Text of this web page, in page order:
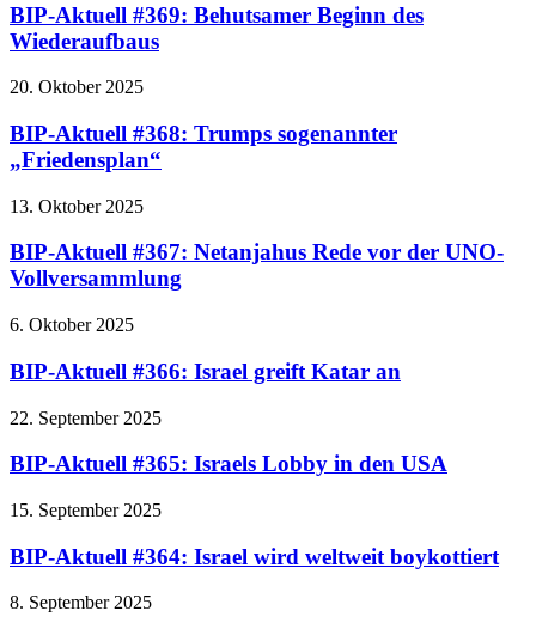
BIP-Aktuell #369: Behutsamer Beginn des
Wiederaufbaus
20. Oktober 2025
BIP-Aktuell #368: Trumps sogenannter
„Friedensplan“
13. Oktober 2025
BIP-Aktuell #367: Netanjahus Rede vor der UNO-
Vollversammlung
6. Oktober 2025
BIP-Aktuell #366: Israel greift Katar an
22. September 2025
BIP-Aktuell #365: Israels Lobby in den USA
15. September 2025
BIP-Aktuell #364: Israel wird weltweit boykottiert
8. September 2025